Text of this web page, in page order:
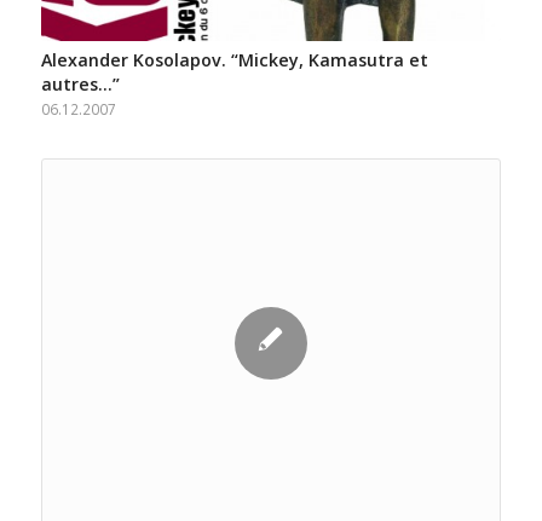
Alexander Kosolapov. “Mickey, Kamasutra et
autres…”
06.12.2007